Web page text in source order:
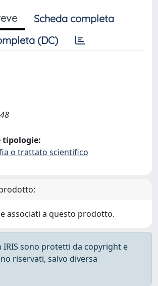
Scheda completa
(DC)
tipologie:
o trattato scientifico
associati a questo prodotto.
IRIS sono protetti da copyright e
riservati, salvo diversa